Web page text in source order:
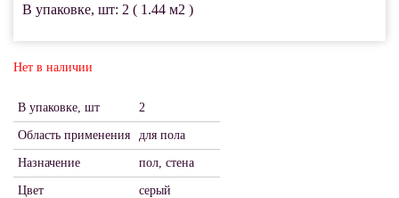
В упаковке, шт: 2 ( 1.44 м2 )
Нет в наличии
В упаковке, шт 2
Область применения для пола
Назначение пол, стена
Цвет серый